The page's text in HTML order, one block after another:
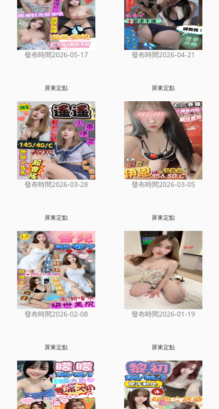
發布時間2026-05-17 發布時間2026-04-21
屏東定點
發布時間2026-03-28
屏東定點
發布時間2026-03-05
屏東定點
發布時間2026-02-08
屏東定點
發布時間2026-01-19
屏東定點 屏東定點